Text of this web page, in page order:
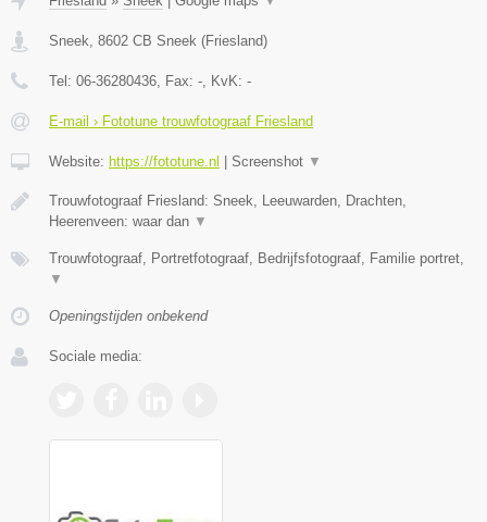
Sneek 8602 CB Sneek (Friesland)
Tel: 06-36280436 , Fax: - , KvK: -
E-mail › Fototune trouwfotograaf Friesland
Website: https://fototune.nl | Screenshot ▼
Trouwfotograaf Friesland: Sneek, Leeuwarden, Drachten,
Heerenveen: waar dan ▼
Trouwfotograaf, Portretfotograaf, Bedrijfsfotograaf, Familie portret,
▼
Openingstijden onbekend
Sociale media: